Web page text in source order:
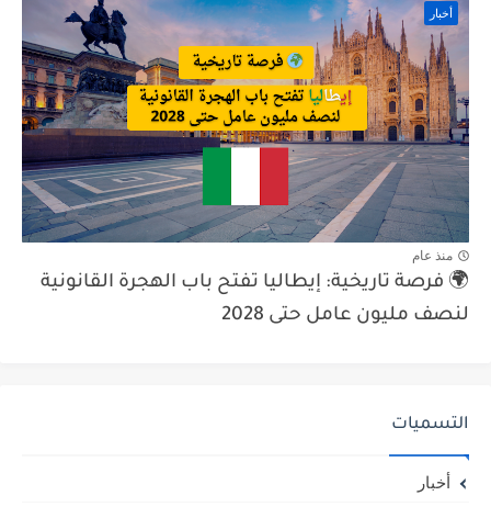
أخبار
منذ عام
🌍 فرصة تاريخية: إيطاليا تفتح باب الهجرة القانونية
لنصف مليون عامل حتى 2028
التسميات
أخبار